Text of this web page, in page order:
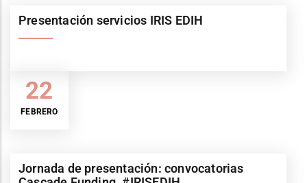
22
FEBRERO
Presentación servicios IRIS EDIH
Jornada de presentación: convocatorias